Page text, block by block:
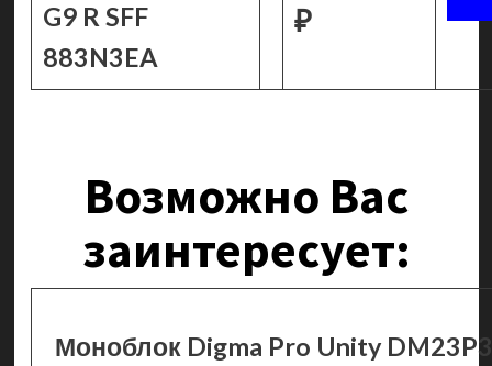
G9 R SFF
883N3EA
₽
Возможно Вас
заинтересует:
Моноблок Digma Pro Unity